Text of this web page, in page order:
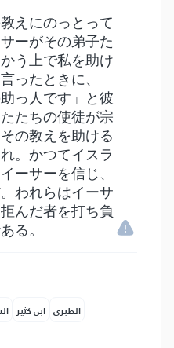
えにのっとって
ーがその弟子た
う上で私を助け
ったときに、
っ人です」と彼
たちの使徒が宗
の教えを助ける
。かつてイスラ
ーサーを信じ、
われらはイーサ
んだ者を打ち負
る。
ابن كثير الطبري